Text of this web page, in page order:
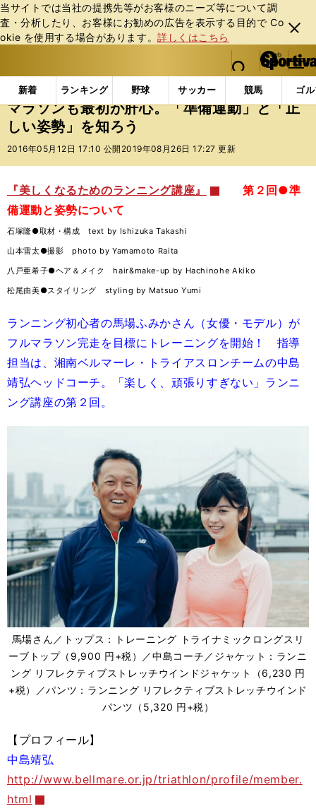
当サイトでは当社の提携先等がお客様のニーズ等について調
査・分析したり、お客様にお勧めの広告を表⽰する⽬的で Co
okie を使⽤する場合があります。詳しくはこちら
閉じ
る
web Sportiva (webスポルティーバ)
検索
マイペ
ー
ジ
メニュ
新着 ランキング 野球 サッカー 競馬 ゴ
b
ス
ポ
ル
バ
Doスポーツの記事一覧 ランニング マラソンも最初
マラソンも最初が肝心。「準備運動」と「正
しい姿勢」を知ろう
2016年05月12日 17:10 公開 2019年08月26日 17:27 更新
『美しくなるためのランニング講座』
第２回●準
備運動と姿勢について
石塚隆●取材・構成 text by Ishizuka Takashi
山本雷太●撮影 photo by Yamamoto Raita
八戸亜希子●ヘア＆メイク hair&make-up by Hachinohe Akiko
松尾由美●スタイリング styling by Matsuo Yumi
ランニング初心者の馬場ふみかさん（女優・モデル）が
フルマラソン完走を目標にトレーニングを開始！ 指導
担当は、湘南ベルマーレ・トライアスロンチームの中島
靖弘ヘッドコーチ。「楽しく、頑張りすぎない」ランニ
ング講座の第２回。
馬場さん／トップス：トレーニング トライナミックロングスリ
ーブトップ（9,900 円+税）／中島コーチ／ジャケット：ランニ
ング リフレクティブストレッチウインドジャケット（6,230 円
+税）／パンツ：ランニング リフレクティブストレッチウインド
パンツ（5,320 円+税）
【プロフィール】
中島靖弘
http://www.bellmare.or.jp/triathlon/profile/member.
html